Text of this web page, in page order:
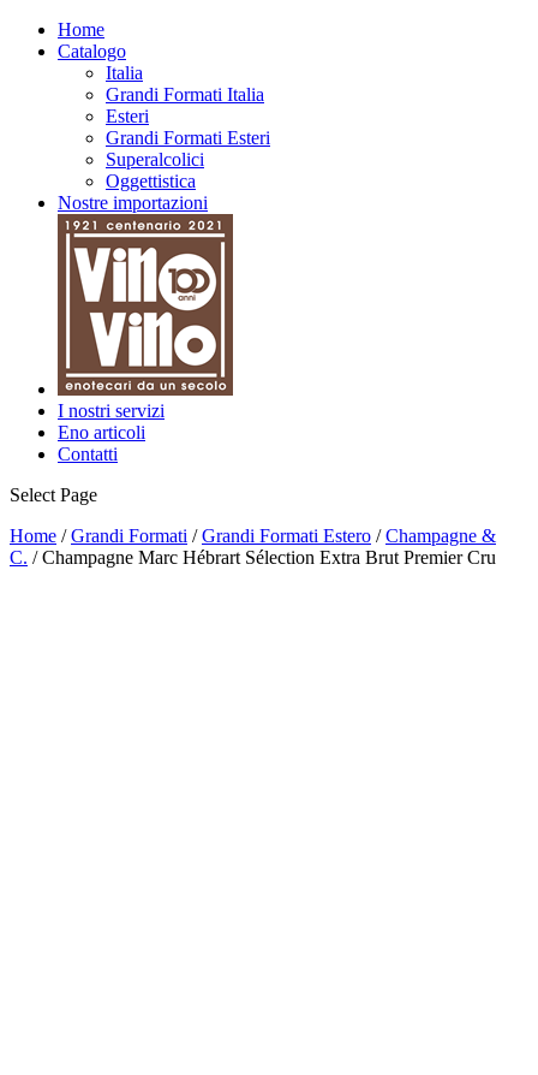
Home
Catalogo
Italia
Grandi Formati Italia
Esteri
Grandi Formati Esteri
Superalcolici
Oggettistica
Nostre importazioni
I nostri servizi
Eno articoli
Contatti
Select Page
Home /Grandi Formati /Grandi Formati Estero /Champagne &
C. / Champagne Marc Hébrart Sélection Extra Brut Premier Cru